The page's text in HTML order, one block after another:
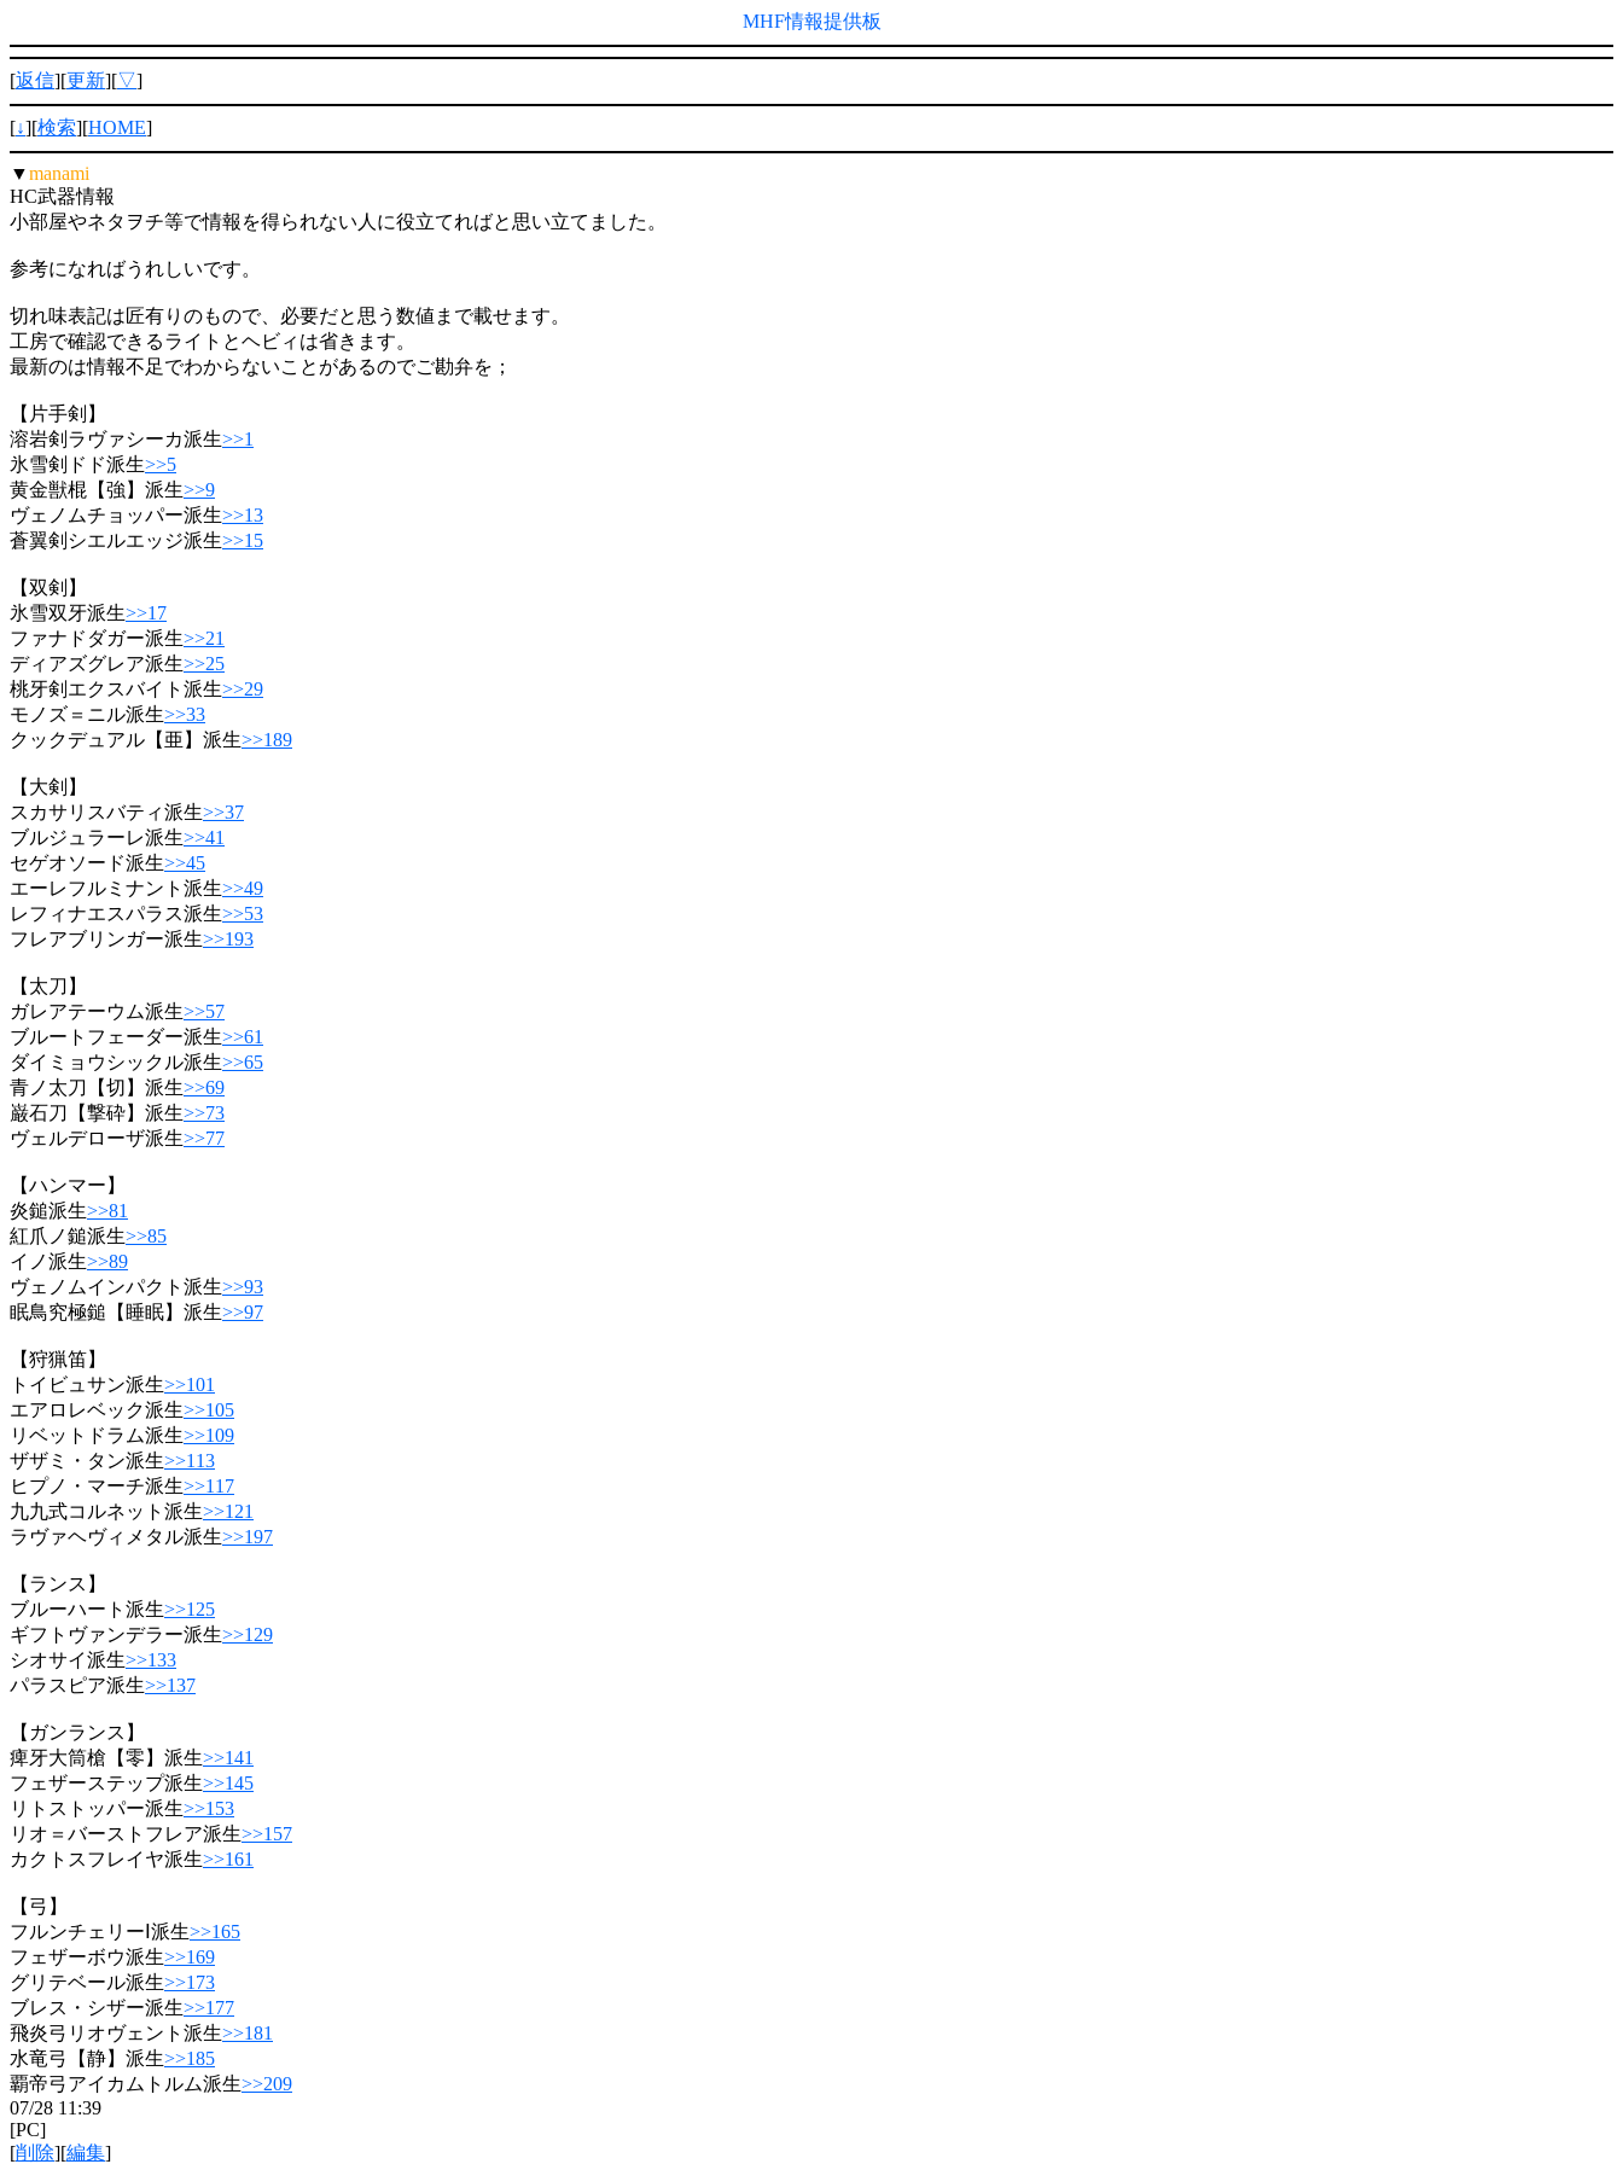
MHF情報提供板
[返信][更新][▽]
[↓][検索][HOME]
▼manami
HC武器情報
小部屋やネタヲチ等で情報を得られない人に役立てればと思い立てました。
参考になればうれしいです。
切れ味表記は匠有りのもので、必要だと思う数値まで載せます。
工房で確認できるライトとヘビィは省きます。
最新のは情報不足でわからないことがあるのでご勘弁を；
【片手剣】
溶岩剣ラヴァシーカ派生>>1
氷雪剣ドド派生>>5
黄金獣棍【強】派生>>9
ヴェノムチョッパー派生>>13
蒼翼剣シエルエッジ派生>>15
【双剣】
氷雪双牙派生>>17
ファナドダガー派生>>21
ディアズグレア派生>>25
桃牙剣エクスバイト派生>>29
モノズ＝ニル派生>>33
クックデュアル【亜】派生>>189
【大剣】
スカサリスバティ派生>>37
ブルジュラーレ派生>>41
セゲオソード派生>>45
エーレフルミナント派生>>49
レフィナエスパラス派生>>53
フレアブリンガー派生>>193
【太刀】
ガレアテーウム派生>>57
ブルートフェーダー派生>>61
ダイミョウシックル派生>>65
青ノ太刀【切】派生>>69
巌石刀【撃砕】派生>>73
ヴェルデローザ派生>>77
【ハンマー】
炎鎚派生>>81
紅爪ノ鎚派生>>85
イノ派生>>89
ヴェノムインパクト派生>>93
眠鳥究極鎚【睡眠】派生>>97
【狩猟笛】
トイビュサン派生>>101
エアロレベック派生>>105
リベットドラム派生>>109
ザザミ・タン派生>>113
ヒプノ・マーチ派生>>117
九九式コルネット派生>>121
ラヴァヘヴィメタル派生>>197
【ランス】
ブルーハート派生>>125
ギフトヴァンデラー派生>>129
シオサイ派生>>133
パラスピア派生>>137
【ガンランス】
痺牙大筒槍【零】派生>>141
フェザーステップ派生>>145
リトストッパー派生>>153
リオ＝バーストフレア派生>>157
カクトスフレイヤ派生>>161
【弓】
フルンチェリーⅠ派生>>165
フェザーボウ派生>>169
グリテベール派生>>173
ブレス・シザー派生>>177
飛炎弓リオヴェント派生>>181
水竜弓【静】派生>>185
覇帝弓アイカムトルム派生>>209
07/28 11:39
[PC]
[削除][編集]